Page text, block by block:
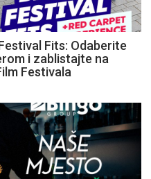
Fits: Odaberite
i zablistajte na
Festivala